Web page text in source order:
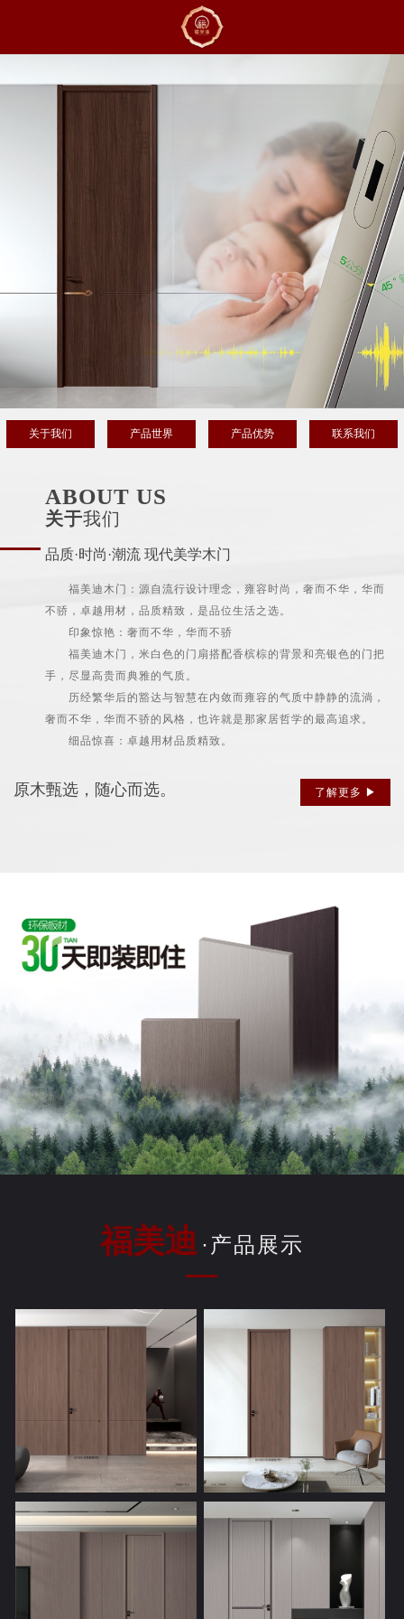
关于我们 产品世界 产品优势 联系我们
ABOUT US
关于我们
品质·时尚·潮流 现代美学木门
福美迪木门：源自流行设计理念，雍容时尚，奢而不华，华而
不骄，卓越用材，品质精致，是品位生活之选。
印象惊艳：奢而不华，华而不骄
福美迪木门，米白色的门扇搭配香槟棕的背景和亮银色的门把
手，尽显高贵而典雅的气质。
历经繁华后的豁达与智慧在内敛而雍容的气质中静静的流淌，
奢而不华，华而不骄的风格，也许就是那家居哲学的最高追求。
细品惊喜：卓越用材品质精致。
了解更多 ▶
原木甄选，随心而选。
福美迪 ·产品展示